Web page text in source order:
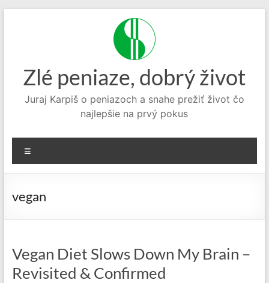
Zlé peniaze, dobrý život
Juraj Karpiš o peniazoch a snahe prežiť život čo
najlepšie na prvý pokus
vegan
Vegan Diet Slows Down My Brain –
Revisited & Confirmed